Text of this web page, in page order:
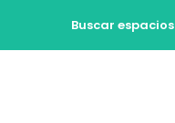
Buscar espacios